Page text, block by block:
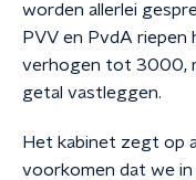
worden allerlei
PVV en PvdA
verhogen tot 3000,
getal vastleggen.
Het kabinet zegt op
voorkomen dat we